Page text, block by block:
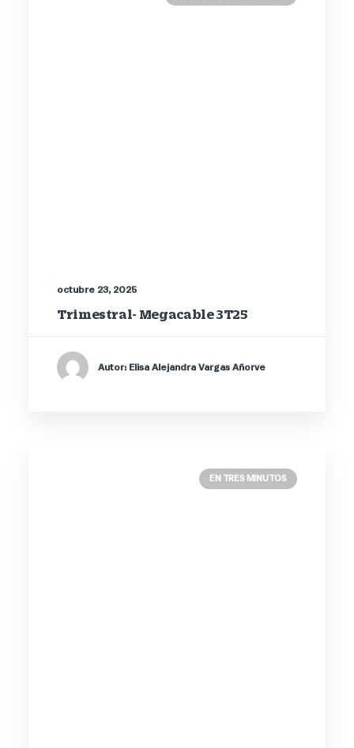
octubre 23, 2025
Trimestral- Megacable 3T25
Autor: Elisa Alejandra Vargas Añorve
EN TRES MINUTOS